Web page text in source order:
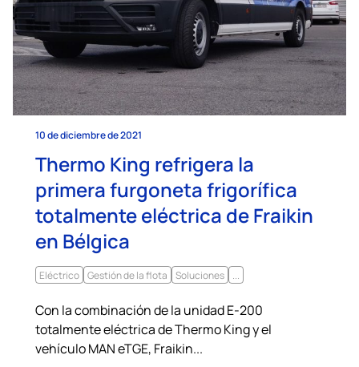
10 de diciembre de 2021
Thermo King refrigera la
primera furgoneta frigorífica
totalmente eléctrica de Fraikin
en Bélgica
Eléctrico Gestión de la flota Soluciones
Con la combinación de la unidad E-200
totalmente eléctrica de Thermo King y el
vehículo MAN eTGE, Fraikin...